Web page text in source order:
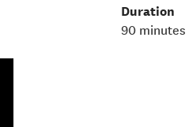
Duration
90 minutes